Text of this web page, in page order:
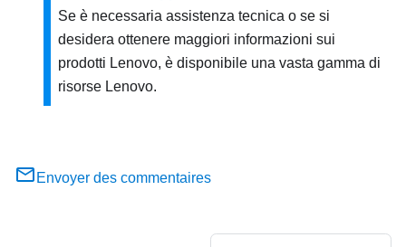
Se è necessaria assistenza tecnica o se si
desidera ottenere maggiori informazioni sui
prodotti Lenovo, è disponibile una vasta gamma di
risorse Lenovo.
Envoyer des commentaires